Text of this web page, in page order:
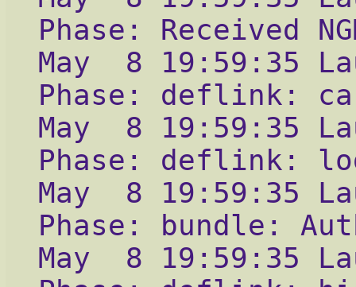
Phase: Received
May  8 19:59:35
Phase: deflink:
May  8 19:59:35
Phase: deflink:
May  8 19:59:35
Phase: bundle:
May  8 19:59:35